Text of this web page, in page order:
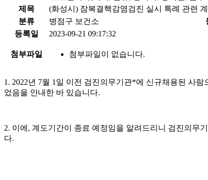
제목
(화성시) 잠복결핵감염검진 실시 특례 관련
분류
병점구 보건소
등록일
2023-09-21 09:17:32
첨부파일 첨부파일이 없습니다.
1. 2022년 7월 1일 이전 검진의무기관*에 신규채용된 사
었음을 안내한 바 있습니다.
2. 이에, 계도기간이 종료 예정임을 알려드리니 검진의무
다.